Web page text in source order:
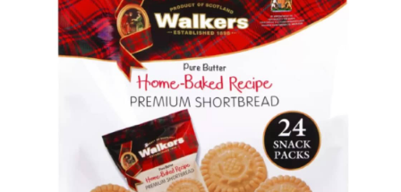
ビジネスと働き方のヒント
AI活用のいまが分かる
企業ITのトレンドを詳説
経営リーダーのコミュニティ
マーケ×ITの今がよく分かる